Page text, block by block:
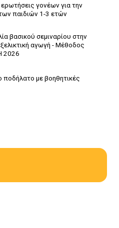
γονέων για την
παιδιών 1-3 ετών
βασικού σεμιναρίου στην
αγωγή - Μέθοδος
2026
ποδήλατο με βοηθητικές